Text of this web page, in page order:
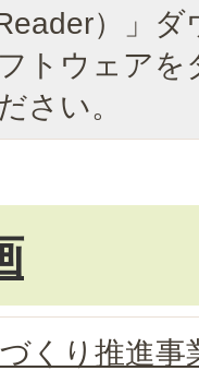
）」
トウェア
さい。
くり推進事